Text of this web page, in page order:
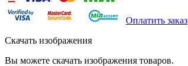
Оплатить заказ
Скачать изображения
Вы можете скачать изображения товаров.